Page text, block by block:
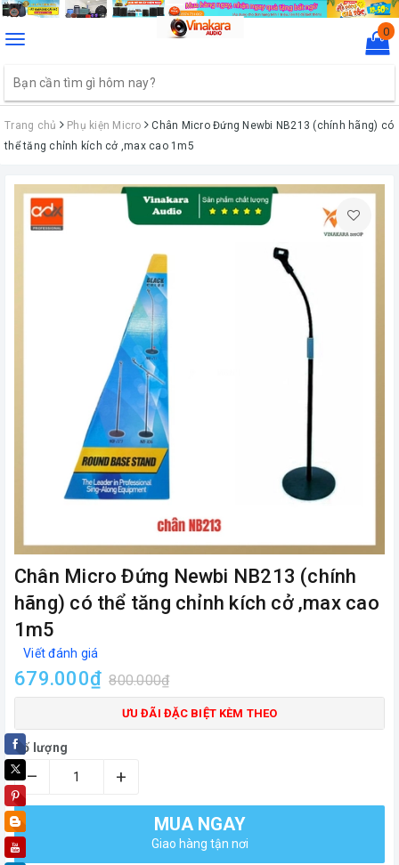
Toggle
0
Trang chủ Phụ kiện Micro
Chân Micro Đứng Newbi NB213 (chính hãng) có
thể tăng chỉnh kích cở ,max cao 1m5
Chân Micro Đứng Newbi NB213 (chính
hãng) có thể tăng chỉnh kích cở ,max cao
1m5
Viết đánh giá
679.000₫ 800.000₫
ƯU ĐÃI ĐẶC BIỆT KÈM THEO
Số lượng
– +
MUA NGAY
Giao hàng tận nơi